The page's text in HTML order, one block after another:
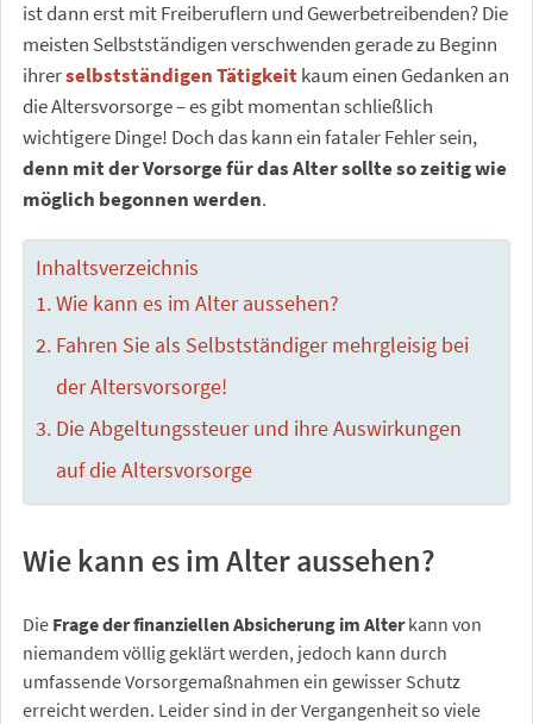
ist dann erst mit Freiberuflern und Gewerbetreibenden? Die
meisten Selbstständigen verschwenden gerade zu Beginn
ihrerselbstständigen Tätigkeit kaum einen Gedanken an
die Altersvorsorge – es gibt momentan schließlich
wichtigere Dinge! Doch das kann ein fataler Fehler sein,
denn mit der Vorsorge für das Alter sollte so zeitig wie
möglich begonnen werden.
Inhaltsverzeichnis
Wie kann es im Alter aussehen?
Fahren Sie als Selbstständiger mehrgleisig bei
der Altersvorsorge!
Die Abgeltungssteuer und ihre Auswirkungen
auf die Altersvorsorge
Wie kann es im Alter aussehen?
Die Frage der finanziellen Absicherung im Alterkann von
niemandem völlig geklärt werden, jedoch kann durch
umfassende Vorsorgemaßnahmen ein gewisser Schutz
erreicht werden. Leider sind in der Vergangenheit so viele